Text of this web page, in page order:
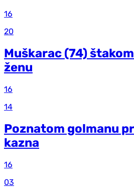
16
20
Muškarac (74)
ženu
16
14
Poznatom golmanu
kazna
16
03